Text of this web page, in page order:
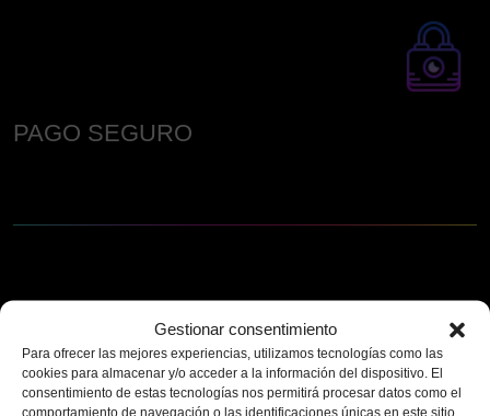
Gestionar consentimiento
Para ofrecer las mejores experiencias, utilizamos tecnologías como las
cookies para almacenar y/o acceder a la información del dispositivo. El
consentimiento de estas tecnologías nos permitirá procesar datos como el
comportamiento de navegación o las identificaciones únicas en este sitio.
PAGO SEGURO